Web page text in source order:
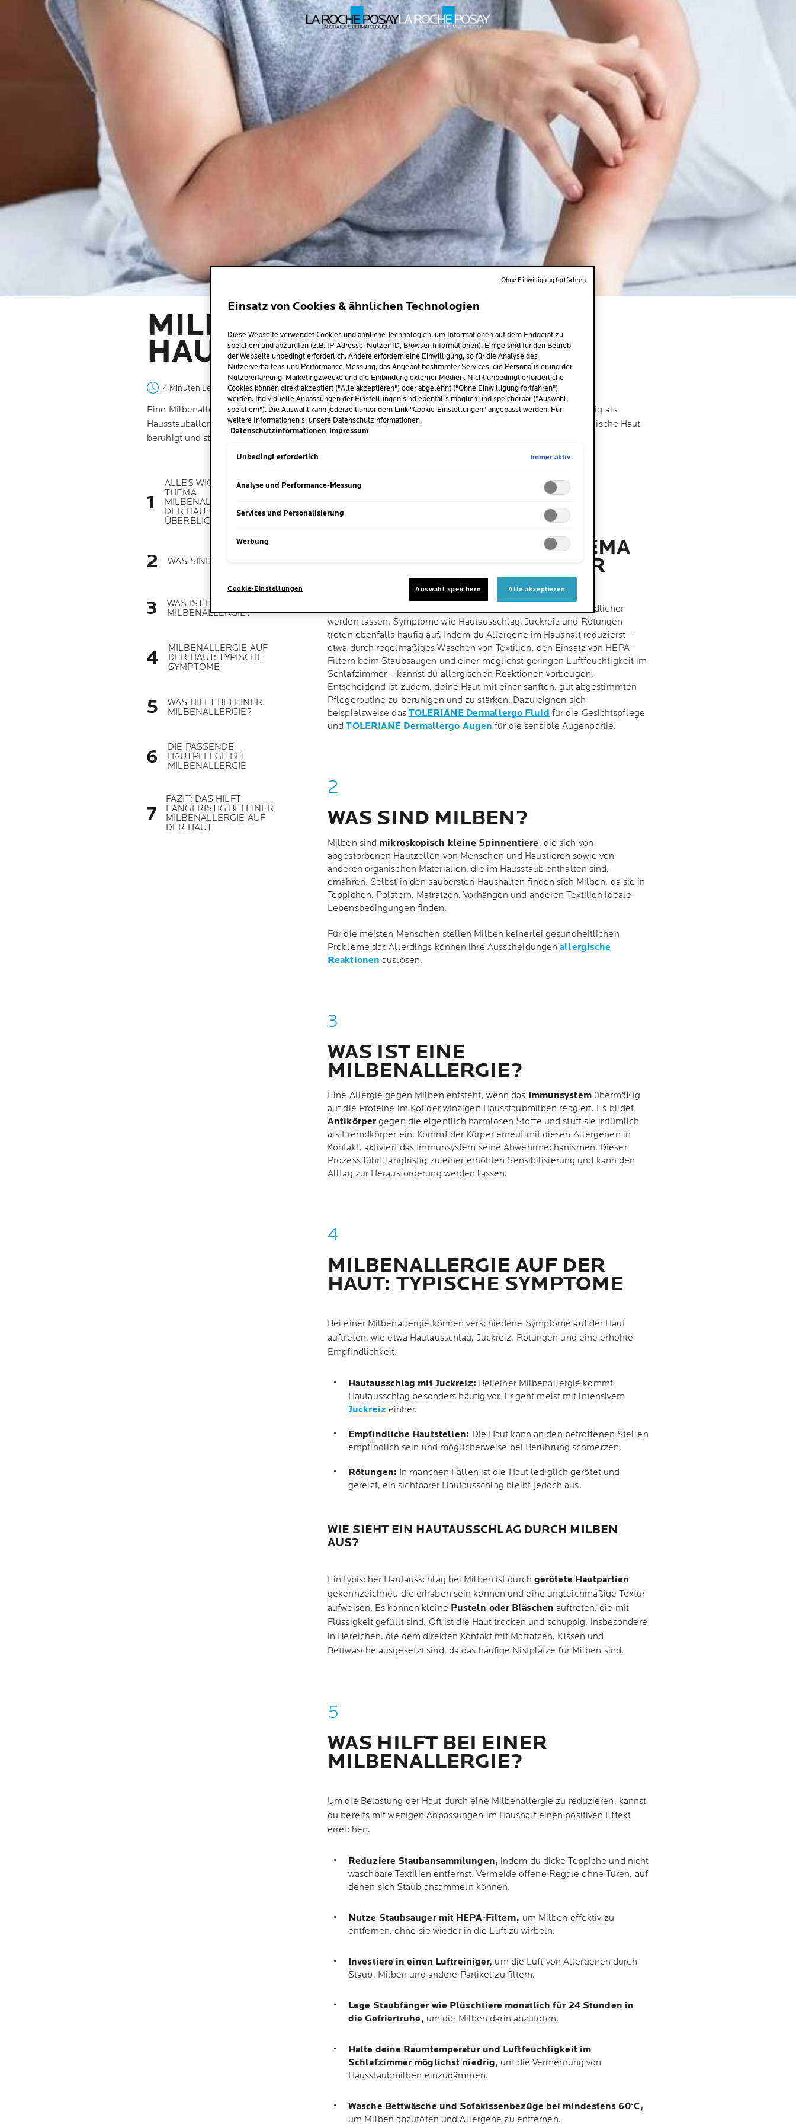
MILBENALLERGIE AUF DER
HAUT: DAS HILFT WIRKLICH
4 Minuten Lesezeit| By La Roche-Posay| 11 März 2026
Eine Milbenallergie wird oft von juckendem Hautausschlag begleitet. Sie besteht ganzjährig und wird häufig als
Hausstauballergie bezeichnet. Hier erfährst du, was dahintersteckt und wie die passende Hautpflege allergische Haut
beruhigt und stärkt.
ALLES WICHTIGE ZUM
THEMA
MILBENALLERGIE AUF
DER HAUT IM
ÜBERBLICK
WAS SIND MILBEN?
WAS IST EINE
MILBENALLERGIE?
MILBENALLERGIE AUF
DER HAUT: TYPISCHE
SYMPTOME
WAS HILFT BEI EINER
MILBENALLERGIE?
DIE PASSENDE
HAUTPFLEGE BEI
MILBENALLERGIE
FAZIT: DAS HILFT
LANGFRISTIG BEI EINER
MILBENALLERGIE AUF
DER HAUT
ALLES WICHTIGE ZUM THEMA
MILBENALLERGIE AUF DER
HAUT IM ÜBERBLICK
Eine Milbenallergie kann die Haut dauerhaft reizen und empfindlicher
werden lassen. Symptome wie Hautausschlag, Juckreiz und Rötungen
treten ebenfalls häufig auf. Indem du Allergene im Haushalt reduzierst –
etwa durch regelmäßiges Waschen von Textilien, den Einsatz von HEPA-
Filtern beim Staubsaugen und einer möglichst geringen Luftfeuchtigkeit im
Schlafzimmer – kannst du allergischen Reaktionen vorbeugen.
Entscheidend ist zudem, deine Haut mit einer sanften, gut abgestimmten
Pflegeroutine zu beruhigen und zu stärken. Dazu eignen sich
beispielsweise das TOLERIANE Dermallergo Fluid für die Gesichtspflege
undTOLERIANE Dermallergo Augen für die sensible Augenpartie.
WAS SIND MILBEN?
Milben sind mikroskopisch kleine Spinnentiere, die sich von
abgestorbenen Hautzellen von Menschen und Haustieren sowie von
anderen organischen Materialien, die im Hausstaub enthalten sind,
ernähren. Selbst in den saubersten Haushalten finden sich Milben, da sie in
Teppichen, Polstern, Matratzen, Vorhängen und anderen Textilien ideale
Lebensbedingungen finden.
Für die meisten Menschen stellen Milben keinerlei gesundheitlichen
Probleme dar. Allerdings können ihre Ausscheidungenallergische
Reaktionen auslösen.
WAS IST EINE
MILBENALLERGIE?
Eine Allergie gegen Milben entsteht, wenn das Immunsystem übermäßig
auf die Proteine im Kot der winzigen Hausstaubmilben reagiert. Es bildet
Antikörpergegen die eigentlich harmlosen Stoffe und stuft sie irrtümlich
als Fremdkörper ein. Kommt der Körper erneut mit diesen Allergenen in
Kontakt, aktiviert das Immunsystem seine Abwehrmechanismen. Dieser
Prozess führt langfristig zu einer erhöhten Sensibilisierung und kann den
Alltag zur Herausforderung werden lassen.
MILBENALLERGIE AUF DER
HAUT: TYPISCHE SYMPTOME
Bei einer Milbenallergie können verschiedene Symptome auf der Haut
auftreten, wie etwa Hautausschlag, Juckreiz, Rötungen und eine erhöhte
Empfindlichkeit.
Hautausschlag mit Juckreiz: Bei einer Milbenallergie kommt
Hautausschlag besonders häufig vor. Er geht meist mit intensivem
Juckreiz einher.
Empfindliche Hautstellen: Die Haut kann an den betroffenen Stellen
empfindlich sein und möglicherweise bei Berührung schmerzen.
Rötungen: In manchen Fällen ist die Haut lediglich gerötet und
gereizt, ein sichtbarer Hautausschlag bleibt jedoch aus.
WIE SIEHT EIN HAUTAUSSCHLAG DURCH MILBEN
AUS?
Ein typischer Hautausschlag bei Milben ist durch gerötete Hautpartien
gekennzeichnet, die erhaben sein können und eine ungleichmäßige Textur
aufweisen. Es können kleine Pusteln oder Bläschen auftreten, die mit
Flüssigkeit gefüllt sind. Oft ist die Haut trocken und schuppig, insbesondere
in Bereichen, die dem direkten Kontakt mit Matratzen, Kissen und
Bettwäsche ausgesetzt sind, da das häufige Nistplätze für Milben sind.
WAS HILFT BEI EINER
MILBENALLERGIE?
Um die Belastung der Haut durch eine Milbenallergie zu reduzieren, kannst
du bereits mit wenigen Anpassungen im Haushalt einen positiven Effekt
erreichen.
Reduziere Staubansammlungen, indem du dicke Teppiche und nicht
waschbare Textilien entfernst. Vermeide offene Regale ohne Türen, auf
denen sich Staub ansammeln können.
Nutze Staubsauger mit HEPA-Filtern, um Milben effektiv zu
entfernen, ohne sie wieder in die Luft zu wirbeln.
Investiere in einen Luftreiniger, um die Luft von Allergenen durch
Staub, Milben und andere Partikel zu filtern.
Lege Staubfänger wie Plüschtiere monatlich für 24 Stunden in
die Gefriertruhe, um die Milben darin abzutöten.
Halte deine Raumtemperatur und Luftfeuchtigkeit im
Schlafzimmer möglichst niedrig, um die Vermehrung von
Hausstaubmilben einzudämmen.
Wasche Bettwäsche und Sofakissenbezüge bei mindestens 60°C,
um Milben abzutöten und Allergene zu entfernen.
Einsatz von Cookies & ähnlichen Technologien
Diese Webseite verwendet Cookies und ähnliche Technologien, um Informationen auf dem Endgerät zu
speichern und abzurufen (z.B. IP-Adresse, Nutzer-ID, Browser-Informationen). Einige sind für den Betrieb
der Webseite unbedingt erforderlich. Andere erfordern eine Einwilligung, so für die Analyse des
Nutzerverhaltens und Performance-Messung, das Angebot bestimmter Services, die Personalisierung der
Nutzererfahrung, Marketingzwecke und die Einbindung externer Medien. Nicht unbedingt erforderliche
Cookies können direkt akzeptiert ("Alle akzeptieren") oder abgelehnt ("Ohne Einwilligung fortfahren")
werden. Individuelle Anpassungen der Einstellungen sind ebenfalls möglich und speicherbar ("Auswahl
speichern"). Die Auswahl kann jederzeit unter dem Link "Cookie-Einstellungen" angepasst werden. Für
weitere Informationen s. unsere Datenschutzinformationen.
Datenschutzinformationen Impressum
Unbedingt erforderlich Immer aktiv
Analyse und Performance-Messung
Services und Personalisierung
Werbung
Cookie-Einstellungen Auswahl speichern Alle akzeptieren
Ohne Einwilligung fortfahren